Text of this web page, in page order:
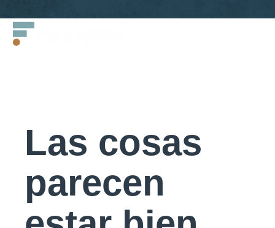
Francis
LLC.
Las cosas
parecen